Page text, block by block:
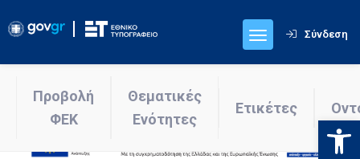
Σύνδεση
Προβολή
ΦΕΚ
Θεματικές
Ενότητες
Ετικέτες